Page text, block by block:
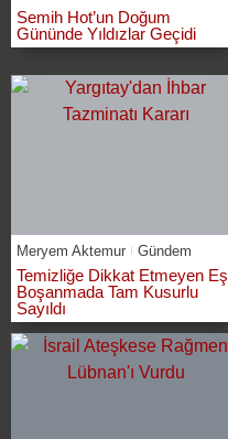
Semih Hot’un Doğum
Gününde Yıldızlar Geçidi
Meryem Aktemur Gündem
Temizliğe Dikkat Etmeyen Eş
Boşanmada Tam Kusurlu
Sayıldı